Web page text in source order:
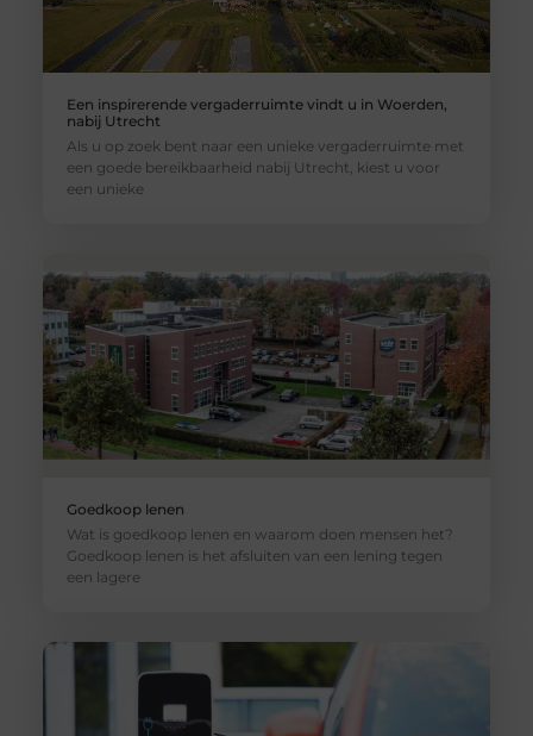
Een inspirerende vergaderruimte vindt u in Woerden,
nabij Utrecht
Als u op zoek bent naar een unieke vergaderruimte met
een goede bereikbaarheid nabij Utrecht, kiest u voor
een unieke
Goedkoop lenen
Wat is goedkoop lenen en waarom doen mensen het?
Goedkoop lenen is het afsluiten van een lening tegen
een lagere